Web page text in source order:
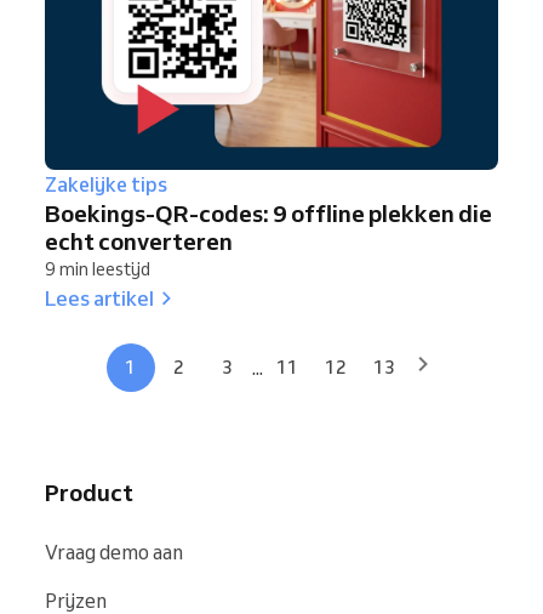
Zakelijke tips
Boekings-QR-codes: 9 offline plekken die
echt converteren
9 min leestijd
Lees artikel
1 2 3 ... 11 12 13
Product
Vraag demo aan
Prijzen